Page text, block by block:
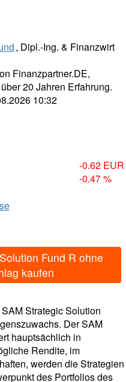
, Dipl.-Ing. & Finanzwirt
Finanzpartner.DE,
20 Jahren Erfahrung.
10:32
-0.62 EUR
-0.47 %
Fund R ohne
kaufen
Strategic Solution
Der SAM
hauptsächlich in
Rendite, im
werden die Strategien
des Portfolios des